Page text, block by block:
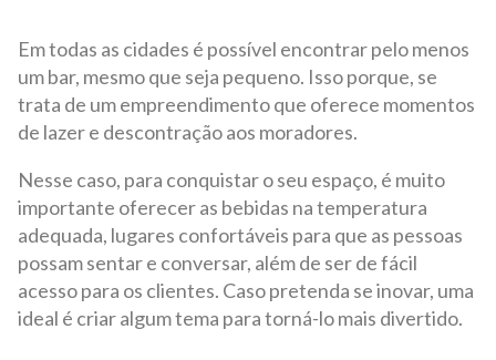
Em todas as cidades é possível encontrar pelo menos
um bar, mesmo que seja pequeno. Isso porque, se
trata de um empreendimento que oferece momentos
de lazer e descontração aos moradores.
Nesse caso, para conquistar o seu espaço, é muito
importante oferecer as bebidas na temperatura
adequada, lugares confortáveis para que as pessoas
possam sentar e conversar, além de ser de fácil
acesso para os clientes. Caso pretenda se inovar, uma
ideal é criar algum tema para torná-lo mais divertido.